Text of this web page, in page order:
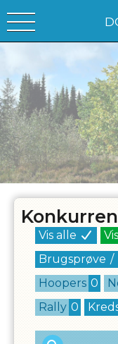
Vis alle
Brugsprøve /
Hoopers 0
Rally 0